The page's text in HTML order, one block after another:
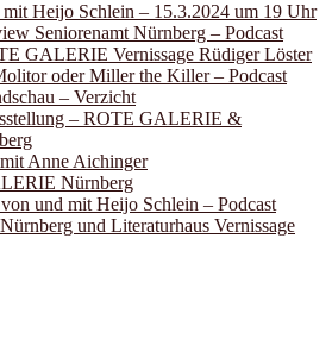
Heijo Schlein – 15.3.2024 um 19 Uhr
Seniorenamt Nürnberg – Podcast
GALERIE Vernissage Rüdiger Löster
oder Miller the Killer – Podcast
– Verzicht
– ROTE GALERIE &
Anne Aichinger
Nürnberg
und mit Heijo Schlein – Podcast
und Literaturhaus Vernissage